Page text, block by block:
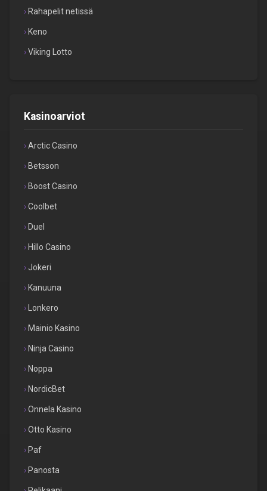
Rahapelit netissä
Keno
Viking Lotto
Kasinoarviot
Arctic Casino
Betsson
Boost Casino
Coolbet
Duel
Hillo Casino
Jokeri
Kanuuna
Lonkero
Mainio Kasino
Ninja Casino
Noppa
NordicBet
Onnela Kasino
Otto Kasino
Paf
Panosta